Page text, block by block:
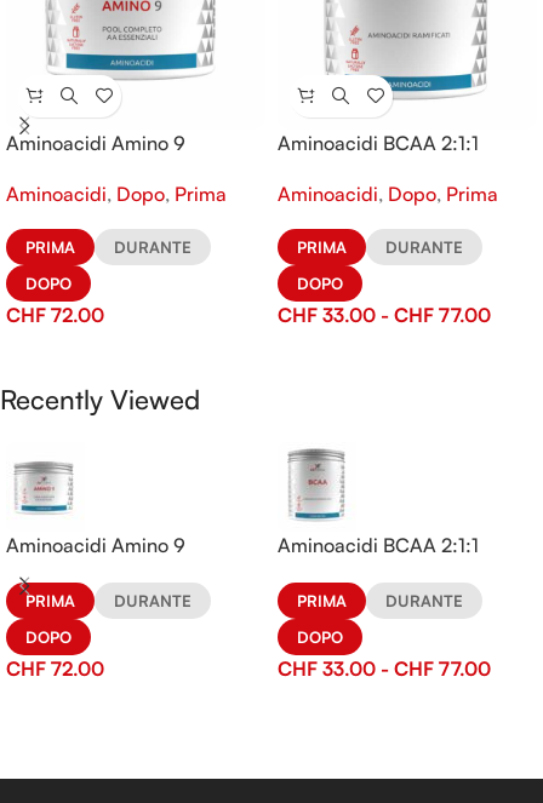
Aminoacidi Amino 9
Aminoacidi, Dopo, Prima
PRIMA
DURANTE
DOPO
CHF 72.00
Aminoacidi BCAA 2:1:1
Aminoacidi, Dopo, Prima
PRIMA
DURANTE
DOPO
CHF 33.00 - CHF 77.00
Recently Viewed
Aminoacidi Amino 9
PRIMA
DURANTE
DOPO
CHF 72.00
Aminoacidi BCAA 2:1:1
PRIMA
DURANTE
DOPO
CHF 33.00 - CHF 77.00